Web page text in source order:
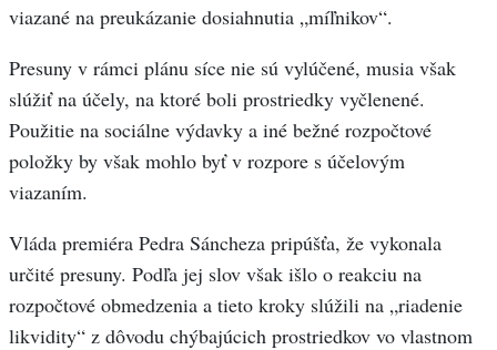
viazané na preukázanie dosiahnutia „míľnikov“.
Presuny v rámci plánu síce nie sú vylúčené, musia však
slúžiť na účely, na ktoré boli prostriedky vyčlenené.
Použitie na sociálne výdavky a iné bežné rozpočtové
položky by však mohlo byť v rozpore s účelovým
viazaním.
Vláda premiéra Pedra Sáncheza pripúšťa, že vykonala
určité presuny. Podľa jej slov však išlo o reakciu na
rozpočtové obmedzenia a tieto kroky slúžili na „riadenie
likvidity“ z dôvodu chýbajúcich prostriedkov vo vlastnom